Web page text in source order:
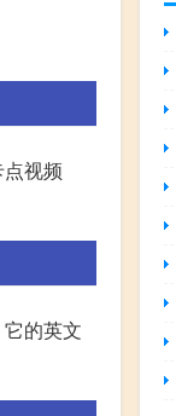
视频
的英文